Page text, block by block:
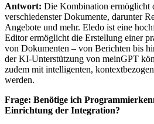
Antwort: Die Kombination ermöglicht
verschiedenster Dokumente, darunter
Angebote und mehr. Eledo ist eine
Editor ermöglicht die Erstellung einer
von Dokumenten – von Berichten bis
der KI-Unterstützung von meinGPT
zudem mit intelligenten,
werden.
Frage: Benötige ich
Einrichtung der Integration?